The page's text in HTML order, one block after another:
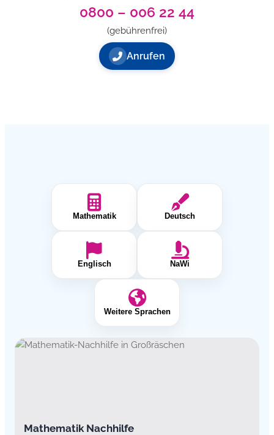
0800 – 006 22 44
(gebührenfrei)
Anrufen
Mathematik Deutsch
Englisch NaWi
Weitere Sprachen
Mathematik Nachhilfe